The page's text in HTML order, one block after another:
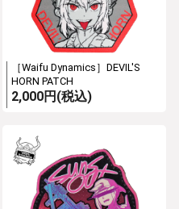
［Waifu Dynamics］DEVIL'S
HORN PATCH
2,000円(税込)